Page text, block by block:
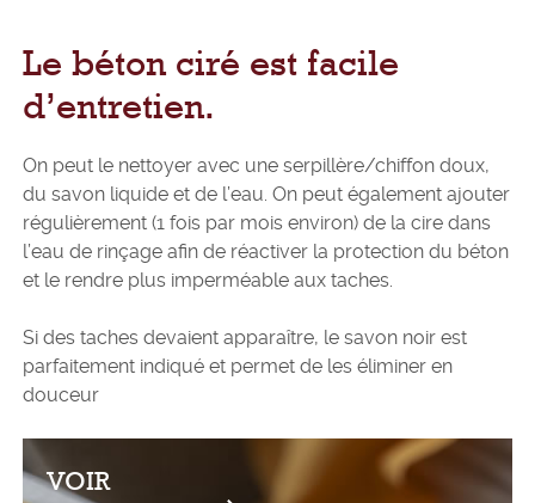
Le béton ciré est facile
d’entretien.
On peut le nettoyer avec une serpillère/chiffon doux,
du savon liquide et de l’eau. On peut également ajouter
régulièrement (1 fois par mois environ) de la cire dans
l’eau de rinçage afin de réactiver la protection du béton
et le rendre plus imperméable aux taches.
Si des taches devaient apparaître, le savon noir est
parfaitement indiqué et permet de les éliminer en
douceur
VOIR